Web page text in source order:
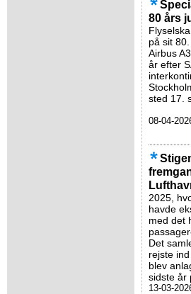
80 års
på sit
Airbus
år efter
sted 17.
08-04-
2025,
havde
med det
Det
rejste
blev
sidste år
13-03-